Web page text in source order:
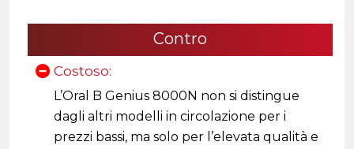
Contro
Costoso:
L’Oral B Genius 8000N non si distingue
dagli altri modelli in circolazione per i
prezzi bassi, ma solo per l’elevata qualità e